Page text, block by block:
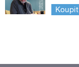
Koupit